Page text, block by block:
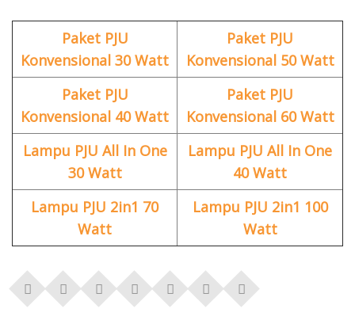
Paket PJU
Konvensional 30 Watt
Paket PJU
Konvensional 50 Watt
Paket PJU
Konvensional 40 Watt
Paket PJU
Konvensional 60 Watt
Lampu PJU All In One
30 Watt
Lampu PJU All In One
40 Watt
Lampu PJU 2in1 70
Watt
Lampu PJU 2in1 100
Watt